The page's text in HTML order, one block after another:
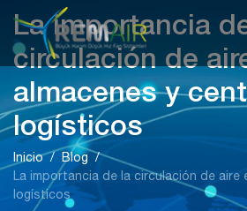
La importancia
circulación de
almacenes y
logísticos
Inicio
Blog
La importancia de la circulación de aire
logísticos